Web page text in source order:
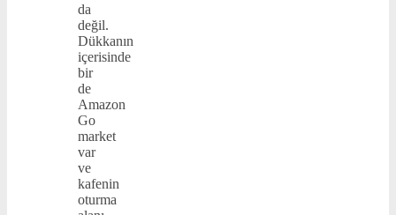
da
değil.
Dükkanın
içerisinde
bir
de
Amazon
Go
market
var
ve
kafenin
oturma